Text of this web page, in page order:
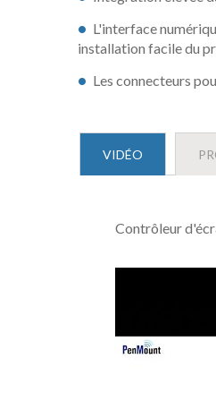
L'interface
installation facile du
Les connecteurs
VIDÉO
Contrôleur